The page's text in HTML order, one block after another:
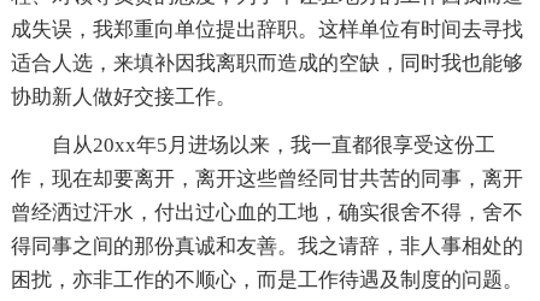
成失误，我郑重向单位提出辞职。这样单位有时间去寻找
适合人选，来填补因我离职而造成的空缺，同时我也能够
协助新人做好交接工作。
自从20xx年5月进场以来，我一直都很享受这份工
作，现在却要离开，离开这些曾经同甘共苦的同事，离开
曾经洒过汗水，付出过心血的工地，确实很舍不得，舍不
得同事之间的那份真诚和友善。我之请辞，非人事相处的
困扰，亦非工作的不顺心，而是工作待遇及制度的问题。